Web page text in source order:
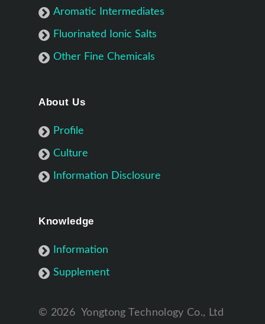
Aromatic Intermediates
Fluorinated Ionic Salts
Other Fine Chemicals
About Us
Profile
Culture
Information Disclosure
Knowledge
Information
Supplement
© 2026 Yongtong Technology Co., Ltd